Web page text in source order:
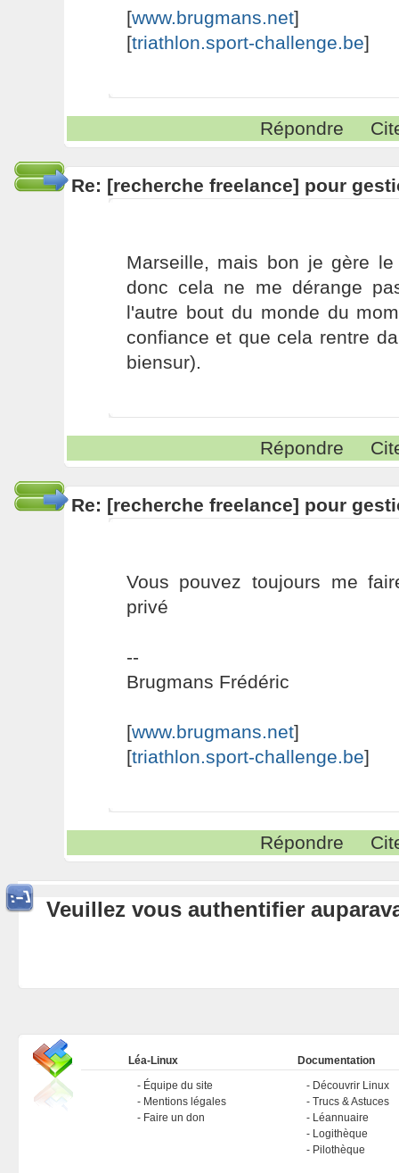
[www.brugmans.net]
[triathlon.sport-challenge.be]
Répondre
Re: [recherche freelance] pour
Marseille, mais bon je gère
donc cela ne me dérange
l'autre bout du monde du
confiance et que cela rentre
biensur).
Répondre
Re: [recherche freelance] pour
Vous pouvez toujours me
privé
--
Brugmans Frédéric
[www.brugmans.net]
[triathlon.sport-challenge.be]
Répondre
Veuillez vous authentifier
Léa-Linux
Équipe du site
Mentions légales
Faire un don
Documentation
Découvrir Linux
Trucs & Astuces
Léannuaire
Logithèque
Pilothèque